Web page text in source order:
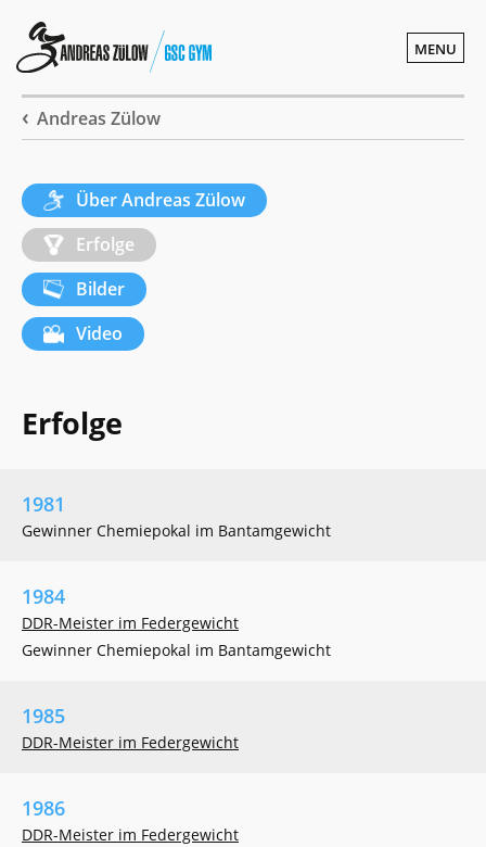
MENU
Andreas Zülow
Über Andreas Zülow
Erfolge
Bilder
Video
Erfolge
1981
Gewinner Chemiepokal im Bantamgewicht
1984
DDR-Meister im Federgewicht
Gewinner Chemiepokal im Bantamgewicht
1985
DDR-Meister im Federgewicht
1986
DDR-Meister im Federgewicht